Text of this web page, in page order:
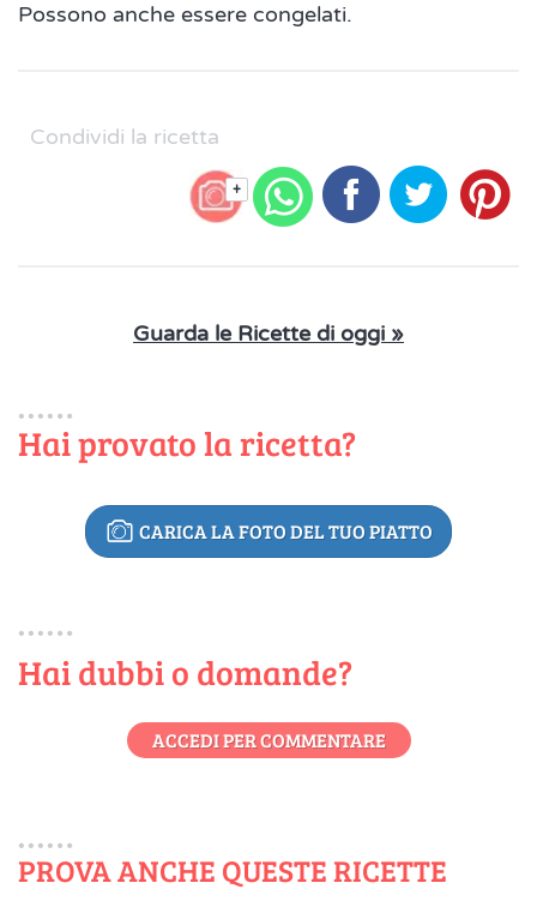
Possono anche essere congelati.
Condividi la ricetta
+
Guarda le Ricette di oggi »
Hai provato la ricetta?
CARICA LA FOTO DEL TUO PIATTO
Hai dubbi o domande?
ACCEDI PER COMMENTARE
PROVA ANCHE QUESTE RICETTE